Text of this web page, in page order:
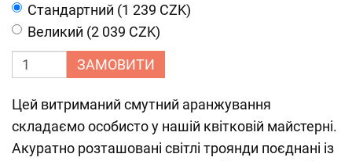
Cтандартний (1 239 CZK)
Великий (2 039 CZK)
ЗАМОВИТИ
Цей витриманий смутний аранжування
складаємо особисто у нашій квітковій майстерні.
Акуратно розташовані світлі троянди поєднані із